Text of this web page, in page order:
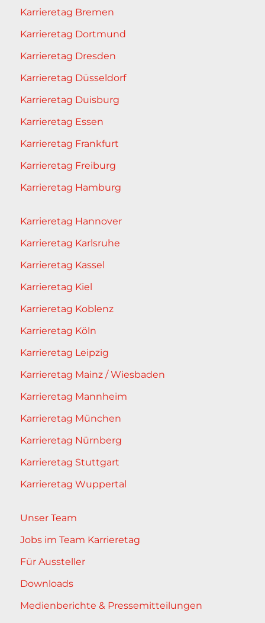
Karrieretag Bremen
Karrieretag Dortmund
Karrieretag Dresden
Karrieretag Düsseldorf
Karrieretag Duisburg
Karrieretag Essen
Karrieretag Frankfurt
Karrieretag Freiburg
Karrieretag Hamburg
Karrieretag Hannover
Karrieretag Karlsruhe
Karrieretag Kassel
Karrieretag Kiel
Karrieretag Koblenz
Karrieretag Köln
Karrieretag Leipzig
Karrieretag Mainz / Wiesbaden
Karrieretag Mannheim
Karrieretag München
Karrieretag Nürnberg
Karrieretag Stuttgart
Karrieretag Wuppertal
Unser Team
Jobs im Team Karrieretag
Für Aussteller
Downloads
Medienberichte & Pressemitteilungen